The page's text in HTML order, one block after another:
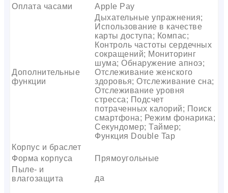
Оплата часами
Apple Pay
Дополнительные
функции
Дыхательные упражнения;
Использование в качестве
карты доступа; Компас;
Контроль частоты сердечных
сокращений; Мониторинг
шума; Обнаружение апноэ;
Отслеживание женского
здоровья; Отслеживание сна;
Отслеживание уровня
стресса; Подсчет
потраченных калорий; Поиск
смартфона; Режим фонарика;
Секундомер; Таймер;
Функция Double Tap
Корпус и браслет
Форма корпуса
Прямоугольные
Пыле- и
влагозащита
да